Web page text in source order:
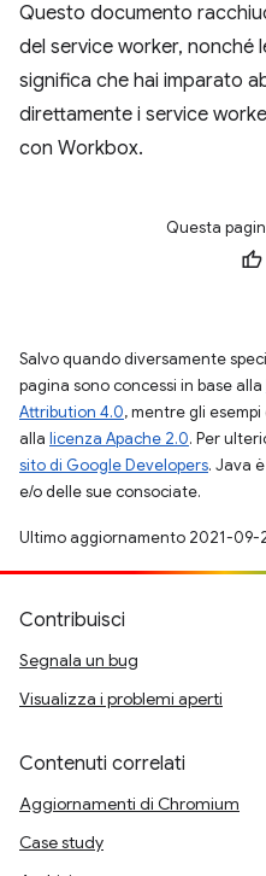
Questo documento
del service worker, nonché
significa che hai imparato
direttamente i service
con Workbox.
Questa
Salvo quando diversamente
pagina sono concessi in base alla
Attribution 4.0, mentre gli
alla licenza Apache 2.0. Per
sito di Google Developers. Java
e/o delle sue consociate.
Ultimo aggiornamento 2021-09-
Contribuisci
Segnala un bug
Visualizza i problemi aperti
Contenuti correlati
Aggiornamenti di Chromium
Case study